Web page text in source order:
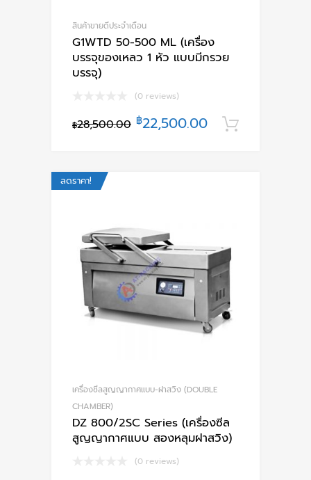
สินค้าขายดีประจำเดือน
G1WTD 50-500 ML (เครื่อง
บรรจุของเหลว 1 หัว แบบมีกรวย
บรรจุ)
(0 reviews)
฿28,500.00 ฿22,500.00
ลดราคา!
เครื่องซีลสูญญากาศแบบ-ฝาสวิง (DOUBLE
CHAMBER)
DZ 800/2SC Series (เครื่องซีล
สูญญากาศแบบ สองหลุมฝาสวิง)
(0 reviews)